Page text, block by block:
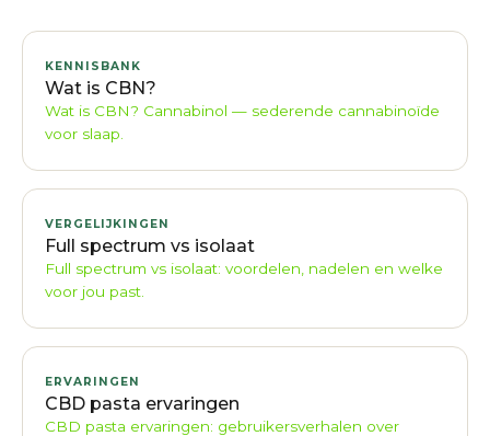
KENNISBANK
Wat is CBN?
Wat is CBN? Cannabinol — sederende cannabinoïde
voor slaap.
VERGELIJKINGEN
Full spectrum vs isolaat
Full spectrum vs isolaat: voordelen, nadelen en welke
voor jou past.
ERVARINGEN
CBD pasta ervaringen
CBD pasta ervaringen: gebruikersverhalen over